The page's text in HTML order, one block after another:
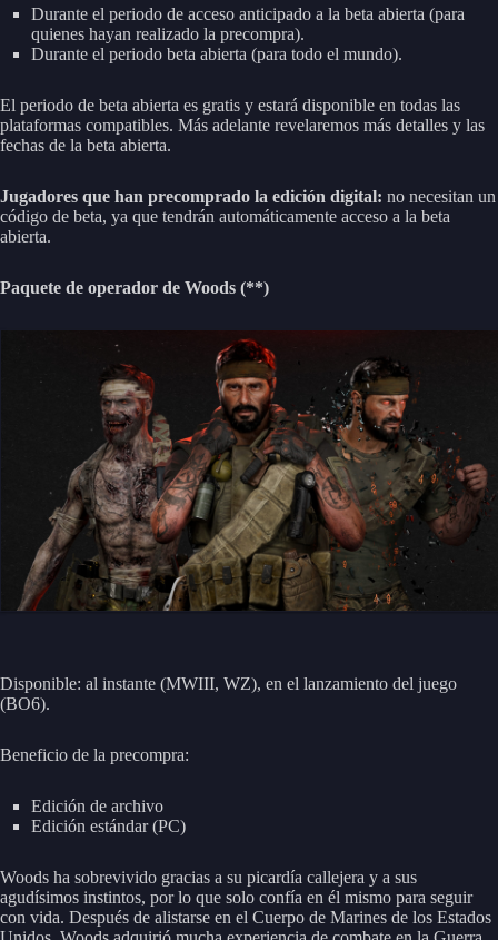
Durante el periodo de acceso anticipado a la beta abierta (para
quienes hayan realizado la precompra).
Durante el periodo beta abierta (para todo el mundo).
El periodo de beta abierta es gratis y estará disponible en todas las
plataformas compatibles. Más adelante revelaremos más detalles y las
fechas de la beta abierta.
Jugadores que han precomprado la edición digital: no necesitan un
código de beta, ya que tendrán automáticamente acceso a la beta
abierta.
Paquete de operador de Woods (**)
Disponible: al instante (MWIII, WZ), en el lanzamiento del juego
(BO6).
Beneficio de la precompra:
Edición de archivo
Edición estándar (PC)
Woods ha sobrevivido gracias a su picardía callejera y a sus
agudísimos instintos, por lo que solo confía en él mismo para seguir
con vida. Después de alistarse en el Cuerpo de Marines de los Estados